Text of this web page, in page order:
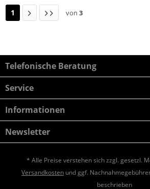
1 von 3
Telefonische Beratung
Service
Informationen
Newsletter
* Alle Preise verstehen sich zzgl. gesetzl.
Versandkosten und ggf.
beschrieben